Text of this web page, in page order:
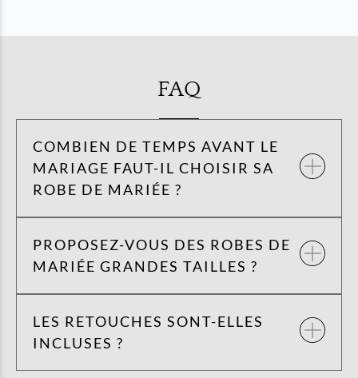
FAQ
COMBIEN DE TEMPS AVANT LE
MARIAGE FAUT-IL CHOISIR SA
ROBE DE MARIÉE ?
PROPOSEZ-VOUS DES ROBES DE
MARIÉE GRANDES TAILLES ?
LES RETOUCHES SONT-ELLES
INCLUSES ?